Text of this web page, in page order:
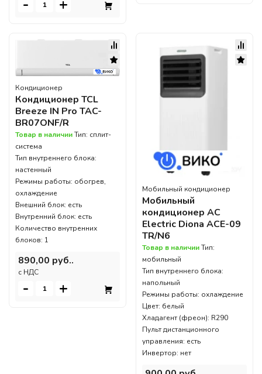
- +
Кондиционер
Кондиционер TCL
Breeze IN Pro TAC-
BR07ONF/R
Товар в наличииТип: сплит-
система
Тип внутреннего блока:
настенный
Режимы работы: обогрев,
охлаждение
Внешний блок: есть
Внутренний блок: есть
Количество внутренних
блоков: 1
890,00 руб..
c НДС
- +
Мобильный кондиционер
Мобильный
кондиционер AC
Electric Diona ACE-09
TR/N6
Товар в наличииТип:
мобильный
Тип внутреннего блока:
напольный
Режимы работы: охлаждение
Цвет: белый
Хладагент (фреон): R290
Пульт дистанционного
управления: есть
Инвертор: нет